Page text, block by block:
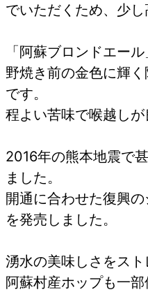
でいただくため、少
「阿蘇ブロンドエール
野焼き前の金色に輝
です。
程よい苦味で喉越し
2016年の熊本地震で
ました。
開通に合わせた復興
を発売しました。
湧水の美味しさをス
阿蘇村産ホップも一部